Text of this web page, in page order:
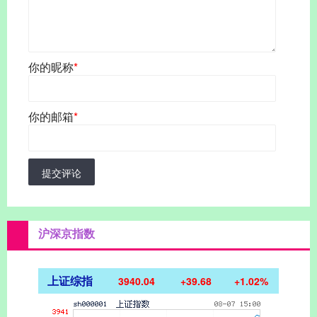
你的昵称*
你的邮箱*
提交评论
沪深京指数
上证综指 3940.04 +39.68 +1.02%